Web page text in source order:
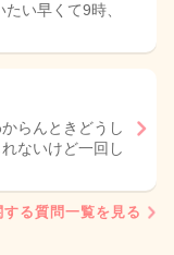
い早くて9時、
らんときどうし
ないけど一回し
する質問一覧を見る